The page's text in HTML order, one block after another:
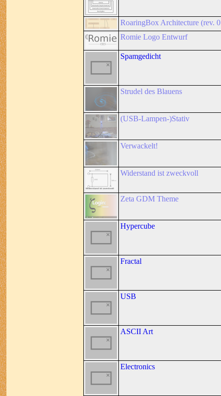
RoaringBox Architecture (rev.
Romie Logo Entwurf
Spamgedicht
Strudel des Blauens
(USB-Lampen-)Stativ
Verwackelt!
Widerstand ist zweckvoll
Zeta GDM Theme
Hypercube
Fractal
USB
ASCII Art
Electronics